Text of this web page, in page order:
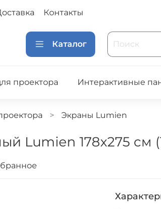
Контакты
Каталог
проектора Интерактивные
Экраны Lumien
Lumien 178x275 см